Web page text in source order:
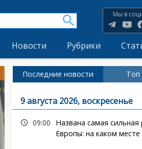
Мы в
Новости Рубрики
Последние новости Топ
9 августа 2026, воскресенье
09:00
Названа самая сильная
Европы: на каком месте